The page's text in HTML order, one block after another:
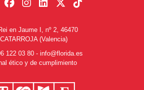
en Jaume I, nº 2, 46470
CATARROJA (Valencia)
122 03 80 - info@florida.es
ético y de cumplimiento